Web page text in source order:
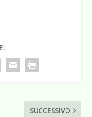
SUCCESSIVO